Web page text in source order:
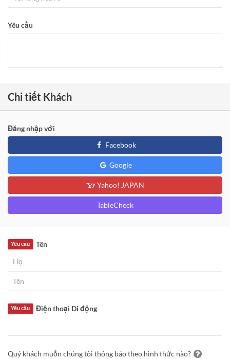
Yêu cầu
Chi tiết Khách
Đăng nhập với
Facebook
Google
Yahoo! JAPAN
TableCheck
Tên
Yêu cầu
Điện thoại Di động
Yêu cầu
Quý khách muốn chúng tôi thông báo theo hình thức nào?